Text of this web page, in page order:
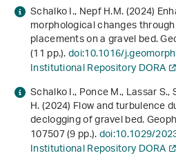
Schalko I., Nepf H.M. (2024)
morphological changes
placements on a gravel bed.
(11 pp.).doi:10.1016/
Institutional Repository DORA
Schalko I., Ponce M., Lassar
H. (2024) Flow and turbulence
declogging of gravel bed.
107507 (9 pp.).doi:10.1029/
Institutional Repository DORA